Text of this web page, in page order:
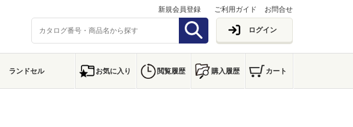
新規会員登録 ご利用ガイド お問合せ
ログイン
ランドセル お気に入り 閲覧履歴 購入履歴 カート